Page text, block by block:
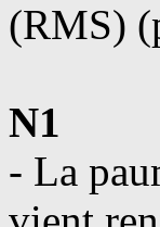
(RMS)
N1
- La